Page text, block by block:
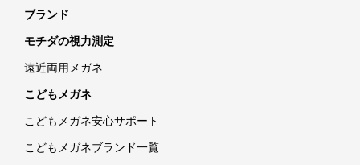
ブランド
モチダの視力測定
遠近両用メガネ
こどもメガネ
こどもメガネ安心サポート
こどもメガネブランド一覧